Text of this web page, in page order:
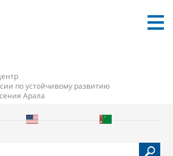
по устойчивому развитию
Арала